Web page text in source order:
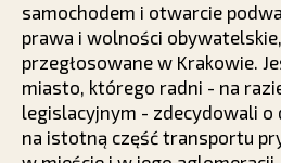
samochodem i otwarcie
prawa i wolności
przegłosowane w Krakowie.
miasto, którego radni - na
legislacyjnym - zdecydowali o
na istotną część transportu